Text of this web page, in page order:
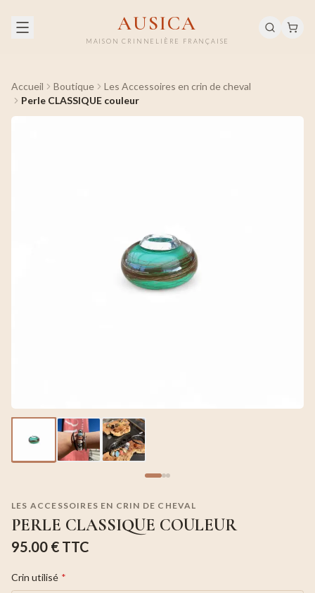
AUSICA
MAISON CRINNELIÈRE FRANÇAISE
Accueil Boutique
Les Accessoires en crin de cheval
Perle CLASSIQUE couleur
LES ACCESSOIRES EN CRIN DE CHEVAL
PERLE CLASSIQUE COULEUR
95.00 € TTC
Crin utilisé *